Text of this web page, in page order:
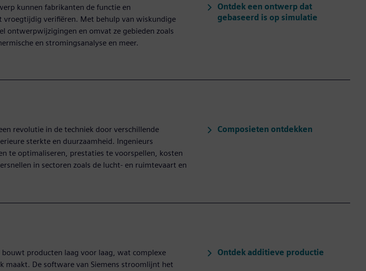
kunnen fabrikanten de functie en
vroegtijdig verifiëren. Met behulp van wiskundige
ontwerpwijzigingen en omvat ze gebieden zoals
en stromingsanalyse en meer.
Ontdek een ontwerp dat
gebaseerd is op simulatie
revolutie in de techniek door verschillende
sterkte en duurzaamheid. Ingenieurs
te optimaliseren, prestaties te voorspellen, kosten
in sectoren zoals de lucht- en ruimtevaart en
Composieten ontdekken
producten laag voor laag, wat complexe
maakt. De software van Siemens stroomlijnt het
Ontdek additieve productie